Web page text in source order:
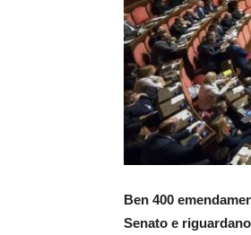
Ben 400
Senato e